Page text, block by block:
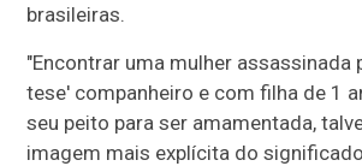
brasileiras.
"Encontrar uma mulher assassinada
tese' companheiro e com filha de 1
seu peito para ser amamentada,
imagem mais explícita do